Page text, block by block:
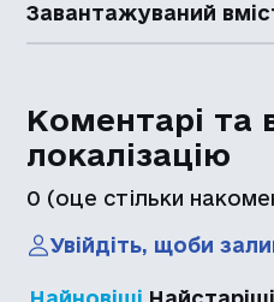
Завантажуваний
Коментарі та
локалізацію
0 (оце стільки
Увійдіть, щоби
Найновіші Найстаріші